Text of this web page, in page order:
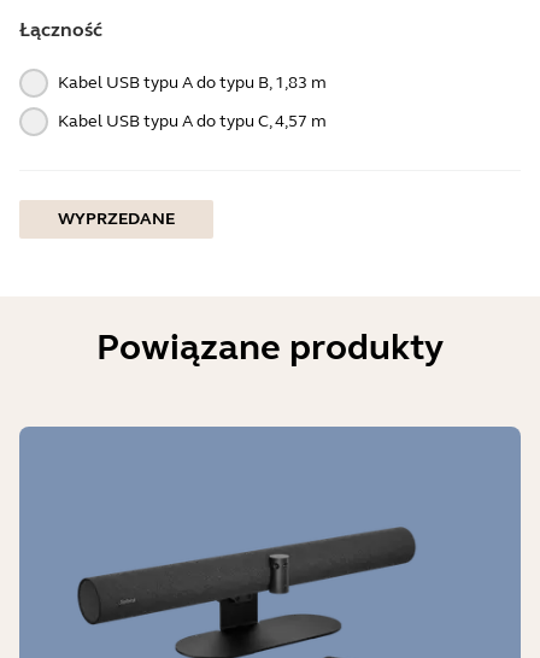
Łączność
Kabel USB typu A do typu B, 1,83 m
Kabel USB typu A do typu C, 4,57 m
WYPRZEDANE
Powiązane produkty